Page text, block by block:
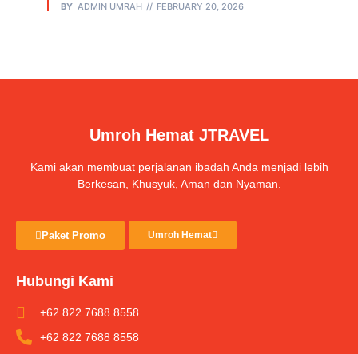
BY ADMIN UMRAH FEBRUARY 20, 2026
Umroh Hemat JTRAVEL
Kami akan membuat perjalanan ibadah Anda menjadi lebih
Berkesan, Khusyuk, Aman dan Nyaman.
Paket Promo Umroh Hemat
Hubungi Kami
+62 822 7688 8558
+62 822 7688 8558